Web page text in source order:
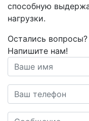
способную
нагрузки.
Остались вопросы?
Напишите нам!